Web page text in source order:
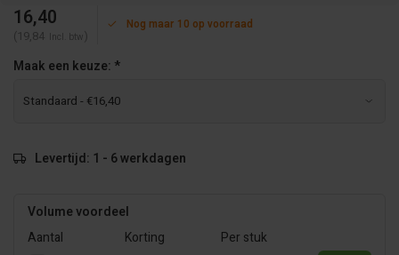
16,40
(19,84 Incl. btw )
Nog maar 10 op voorraad
Maak een keuze: *
Levertijd: 1 - 6 werkdagen
Volume voordeel
Aantal
Korting
Per stuk